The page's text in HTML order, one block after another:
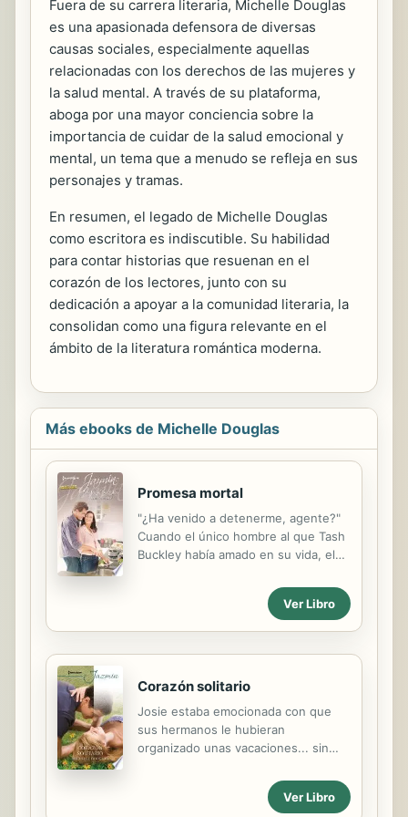
Fuera de su carrera literaria, Michelle Douglas
es una apasionada defensora de diversas
causas sociales, especialmente aquellas
relacionadas con los derechos de las mujeres y
la salud mental. A través de su plataforma,
aboga por una mayor conciencia sobre la
importancia de cuidar de la salud emocional y
mental, un tema que a menudo se refleja en sus
personajes y tramas.
En resumen, el legado de Michelle Douglas
como escritora es indiscutible. Su habilidad
para contar historias que resuenan en el
corazón de los lectores, junto con su
dedicación a apoyar a la comunidad literaria, la
consolidan como una figura relevante en el
ámbito de la literatura romántica moderna.
Más ebooks de Michelle Douglas
Promesa mortal
"¿Ha venido a detenerme, agente?"
Cuando el único hombre al que Tash
Buckley había amado en su vida, el
que iba a quedar bajo su custodia, la
joven se sintió mucho más
Recluida en la cabaña de Mitch, en
delicioso guardaespaldas quizás le
iba a resultar más complicado de lo
que parecía.
Ver Libro
Corazón solitario
Josie estaba emocionada con que
sus hermanos le hubieran
organizado unas vacaciones... sin
que no se trataba del lugar animado
que ella habría esperado, sino de
Ver Libro